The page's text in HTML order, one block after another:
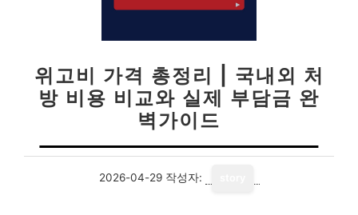
위고비 가격 총정리 | 국내외 처
방 비용 비교와 실제 부담금 완
벽가이드
2026-04-29 작성자: